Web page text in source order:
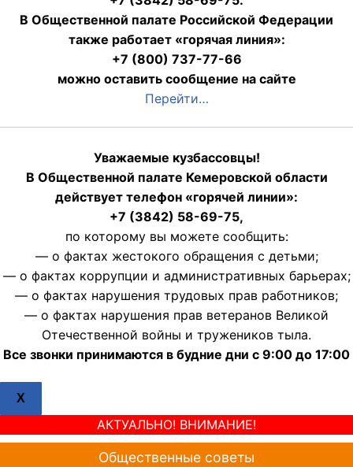
В Общественной палате Российской Федерации
также работает «горячая линия»:
+7 (800) 737-77-66
можно оставить сообщение на сайте
Перейти…
Уважаемые кузбассовцы!
В Общественной палате Кемеровской области
действует телефон «горячей линии»:
+7 (3842) 58-69-75,
по которому вы можете сообщить:
— о фактах жестокого обращения с детьми;
— о фактах коррупции и административных барьерах;
— о фактах нарушения трудовых прав работников;
— о фактах нарушения прав ветеранов Великой
Отечественной войны и тружеников тыла.
Все звонки принимаются в будние дни с 9:00 до 17:00
X
АКТУАЛЬНО! ВНИМАНИЕ!
Общественные советы